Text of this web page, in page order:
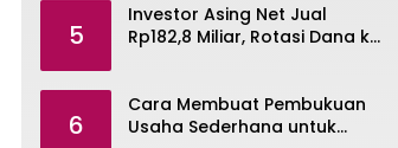
5
Investor Asing Net Jual
Rp182,8 Miliar, Rotasi Dana ke
6
Cara Membuat Pembukuan
Usaha Sederhana untuk